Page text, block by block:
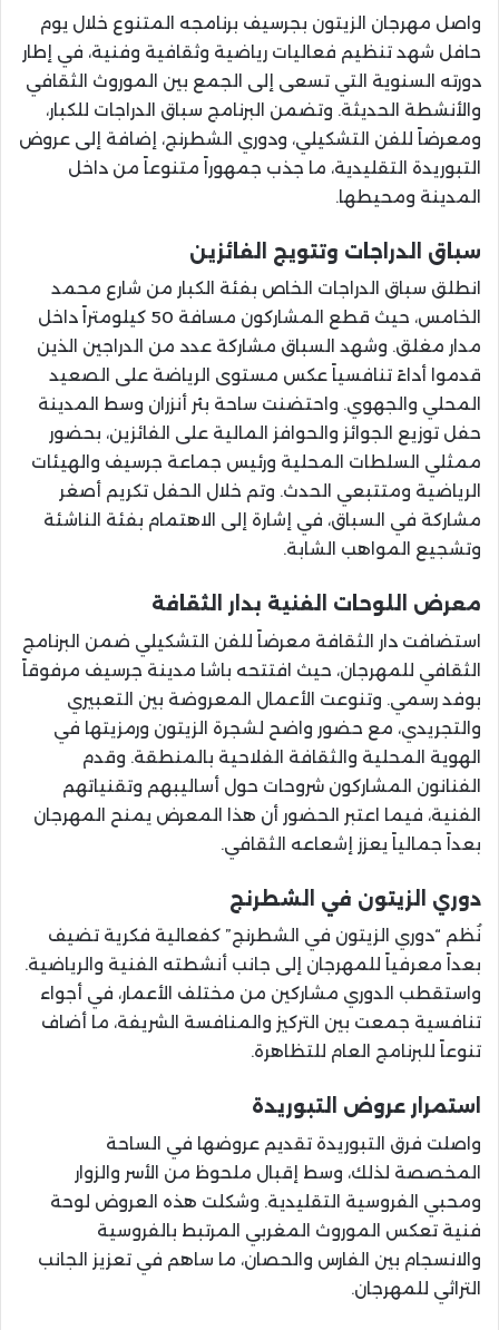
واصل مهرجان الزيتون بجرسيف برنامجه المتنوع خلال يوم
حافل شهد تنظيم فعاليات رياضية وثقافية وفنية، في إطار
دورته السنوية التي تسعى إلى الجمع بين الموروث الثقافي
والأنشطة الحديثة. وتضمن البرنامج سباق الدراجات للكبار،
ومعرضاً للفن التشكيلي، ودوري الشطرنج، إضافة إلى عروض
التبوريدة التقليدية، ما جذب جمهوراً متنوعاً من داخل
المدينة ومحيطها.
سباق الدراجات وتتويج الفائزين
انطلق سباق الدراجات الخاص بفئة الكبار من شارع محمد
الخامس، حيث قطع المشاركون مسافة 50 كيلومتراً داخل
مدار مغلق. وشهد السباق مشاركة عدد من الدراجين الذين
قدموا أداءً تنافسياً عكس مستوى الرياضة على الصعيد
المحلي والجهوي. واحتضنت ساحة بئر أنزران وسط المدينة
حفل توزيع الجوائز والحوافز المالية على الفائزين، بحضور
ممثلي السلطات المحلية ورئيس جماعة جرسيف والهيئات
الرياضية ومتتبعي الحدث. وتم خلال الحفل تكريم أصغر
مشاركة في السباق، في إشارة إلى الاهتمام بفئة الناشئة
وتشجيع المواهب الشابة.
معرض اللوحات الفنية بدار الثقافة
استضافت دار الثقافة معرضاً للفن التشكيلي ضمن البرنامج
الثقافي للمهرجان، حيث افتتحه باشا مدينة جرسيف مرفوقاً
بوفد رسمي. وتنوعت الأعمال المعروضة بين التعبيري
والتجريدي، مع حضور واضح لشجرة الزيتون ورمزيتها في
الهوية المحلية والثقافة الفلاحية بالمنطقة. وقدم
الفنانون المشاركون شروحات حول أساليبهم وتقنياتهم
الفنية، فيما اعتبر الحضور أن هذا المعرض يمنح المهرجان
بعداً جمالياً يعزز إشعاعه الثقافي.
دوري الزيتون في الشطرنج
نُظم “دوري الزيتون في الشطرنج” كفعالية فكرية تضيف
بعداً معرفياً للمهرجان إلى جانب أنشطته الفنية والرياضية.
واستقطب الدوري مشاركين من مختلف الأعمار، في أجواء
تنافسية جمعت بين التركيز والمنافسة الشريفة، ما أضاف
تنوعاً للبرنامج العام للتظاهرة.
استمرار عروض التبوريدة
واصلت فرق التبوريدة تقديم عروضها في الساحة
المخصصة لذلك، وسط إقبال ملحوظ من الأسر والزوار
ومحبي الفروسية التقليدية. وشكلت هذه العروض لوحة
فنية تعكس الموروث المغربي المرتبط بالفروسية
والانسجام بين الفارس والحصان، ما ساهم في تعزيز الجانب
التراثي للمهرجان.